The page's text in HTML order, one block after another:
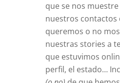
que se nos
nuestros contactos
queremos o no
nuestras stories a
que estuvimos
perfil, el estado…